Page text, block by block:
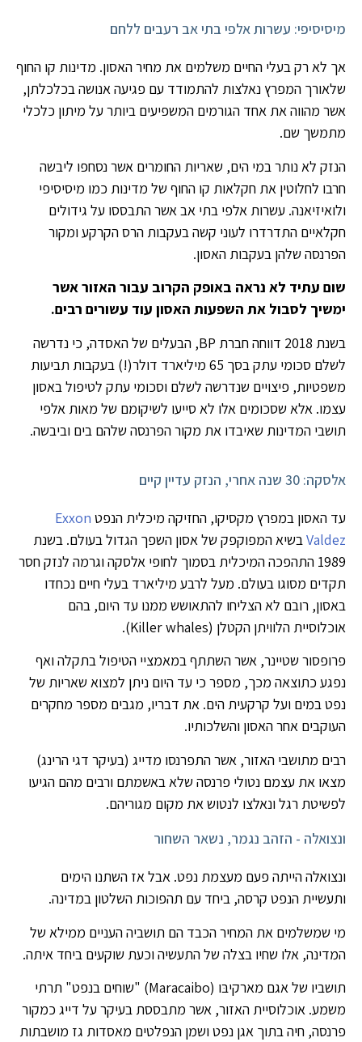
מיסיסיפי: עשרות אלפי בתי אב רעבים ללחם
אך לא רק בעלי החיים משלמים את מחיר האסון. מדינות קו החוף
שלאורך המפרץ נאלצות להתמודד עם פגיעה אנושה בכלכלתן,
אשר מהווה את אחד הגורמים המשפיעים ביותר על מיתון כלכלי
מתמשך שם.
הנזק לא נותר במי הים, שאריות החומרים אשר נסחפו ליבשה
חרבו לחלוטין את חקלאות קו החוף של מדינות כמו מיסיסיפי
ולואיזיאנה. עשרות אלפי בתי אב אשר התבססו על גידולים
חקלאיים התדרדרו לעוני קשה בעקבות הרס הקרקע ומקור
הפרנסה שלהן בעקבות האסון.
שום עתיד לא נראה באופק הקרוב עבור האזור אשר
ימשיך לסבול את השפעות האסון עוד עשורים רבים.
בשנת 2018 דווחה חברת BP, הבעלים של האסדה, כי נדרשה
לשלם סכומי עתק בסך 65 מיליארד דולר(!) בעקבות תביעות
משפטיות, פיצויים שנדרשה לשלם וסכומי עתק לטיפול באסון
עצמו. אלא שסכומים אלו לא סייעו לשיקומם של מאות אלפי
תושבי המדינות שאיבדו את מקור הפרנסה שלהם בים וביבשה.
אלסקה: 30 שנה אחרי, הנזק עדיין קיים
עד האסון במפרץ מקסיקו, החזיקה מיכלית הנפט Exxon
Valdezבשיא המפוקפק של אסון השפך הגדול בעולם. בשנת
1989 התהפכה המיכלית בסמוך לחופי אלסקה וגרמה לנזק חסר
תקדים מסוגו בעולם. מעל לרבע מיליארד בעלי חיים נכחדו
באסון, רובם לא הצליחו להתאושש ממנו עד היום, בהם
אוכלוסיית הלוויתן הקטלן (Killer whales).
פרופסור שטיינר, אשר השתתף במאמציי הטיפול בתקלה ואף
נפגע כתוצאה מכך, מספר כי עד היום ניתן למצוא שאריות של
נפט במים ועל קרקעית הים. את דבריו, מגבים מספר מחקרים
העוקבים אחר האסון והשלכותיו.
רבים מתושבי האזור, אשר התפרנסו מדייג (בעיקר דגי הרינג)
מצאו את עצמם נטולי פרנסה שלא באשמתם ורבים מהם הגיעו
לפשיטת רגל ונאלצו לנטוש את מקום מגוריהם.
ונצואלה - הזהב נגמר, נשאר השחור
ונצואלה הייתה פעם מעצמת נפט. אבל אז השתנו הימים
ותעשיית הנפט קרסה, ביחד עם תהפוכות השלטון במדינה.
מי שמשלמים את המחיר הכבד הם תושביה העניים ממילא של
המדינה, אלו שחיו בצלה של התעשיה וכעת שוקעים ביחד איתה.
תושביו של אגם מארקיבּו (Maracaibo) "שוחים בנפט" תרתי
משמע. אוכלוסיית האזור, אשר מתבססת בעיקר על דייג כמקור
פרנסה, חיה בתוך אגן נפט ושמן הנפלטים מאסדות גז מושבתות